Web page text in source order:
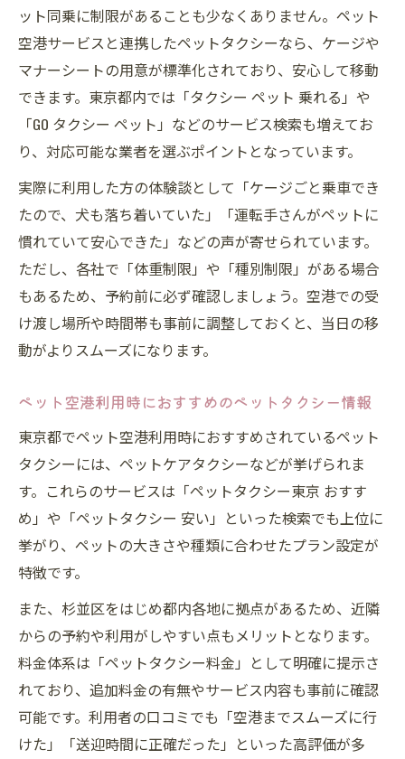
ット同乗に制限があることも少なくありません。ペット
空港サービスと連携したペットタクシーなら、ケージや
マナーシートの用意が標準化されており、安心して移動
できます。東京都内では「タクシー ペット 乗れる」や
「GO タクシー ペット」などのサービス検索も増えてお
り、対応可能な業者を選ぶポイントとなっています。
実際に利用した方の体験談として「ケージごと乗車でき
たので、犬も落ち着いていた」「運転手さんがペットに
慣れていて安心できた」などの声が寄せられています。
ただし、各社で「体重制限」や「種別制限」がある場合
もあるため、予約前に必ず確認しましょう。空港での受
け渡し場所や時間帯も事前に調整しておくと、当日の移
動がよりスムーズになります。
ペット空港利用時におすすめのペットタクシー情報
東京都でペット空港利用時におすすめされているペット
タクシーには、ペットケアタクシーなどが挙げられま
す。これらのサービスは「ペットタクシー東京 おすす
め」や「ペットタクシー 安い」といった検索でも上位に
挙がり、ペットの大きさや種類に合わせたプラン設定が
特徴です。
また、杉並区をはじめ都内各地に拠点があるため、近隣
からの予約や利用がしやすい点もメリットとなります。
料金体系は「ペットタクシー料金」として明確に提示さ
れており、追加料金の有無やサービス内容も事前に確認
可能です。利用者の口コミでも「空港までスムーズに行
けた」「送迎時間に正確だった」といった高評価が多